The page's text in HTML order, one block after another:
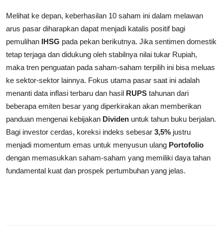
Melihat ke depan, keberhasilan 10 saham ini dalam melawan
arus pasar diharapkan dapat menjadi katalis positif bagi
pemulihan IHSG pada pekan berikutnya. Jika sentimen domestik
tetap terjaga dan didukung oleh stabilnya nilai tukar Rupiah,
maka tren penguatan pada saham-saham terpilih ini bisa meluas
ke sektor-sektor lainnya. Fokus utama pasar saat ini adalah
menanti data inflasi terbaru dan hasil RUPS tahunan dari
beberapa emiten besar yang diperkirakan akan memberikan
panduan mengenai kebijakan Dividen untuk tahun buku berjalan.
Bagi investor cerdas, koreksi indeks sebesar 3,5% justru
menjadi momentum emas untuk menyusun ulang Portofolio
dengan memasukkan saham-saham yang memiliki daya tahan
fundamental kuat dan prospek pertumbuhan yang jelas.